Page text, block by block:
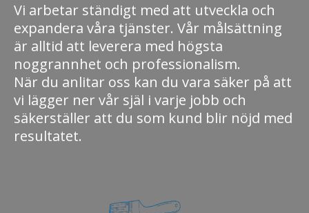
Vi arbetar ständigt med att utveckla och
expandera våra tjänster. Vår målsättning
är alltid att leverera med högsta
noggrannhet och professionalism.
När du anlitar oss kan du vara säker på att
vi lägger ner vår själ i varje jobb och
säkerställer att du som kund blir nöjd med
resultatet.